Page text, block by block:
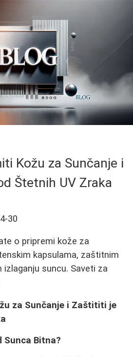
Kožu za Sunčanje i
Štetnih UV Zraka
30
o pripremi kože za
kapsulama, zaštitnim
suncu. Saveti za
za Sunčanje i Zaštititi je
Bitna?